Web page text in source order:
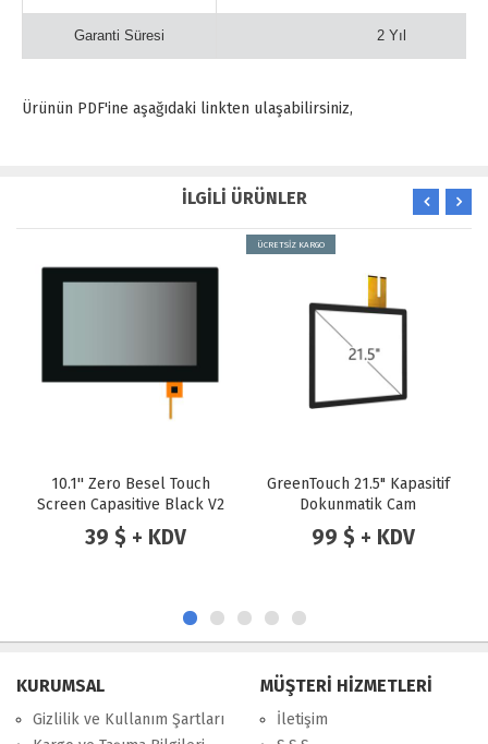
Garanti Süresi 2 Yıl
Ürünün PDF'ine aşağıdaki linkten ulaşabilirsiniz,
İLGİLİ ÜRÜNLER
10.1'' Zero Besel Touch
Screen Capasitive Black V2
39 $ + KDV
ÜCRETSİZ KARGO
GreenTouch 21.5" Kapasitif
Dokunmatik Cam
99 $ + KDV
KURUMSAL
Gizlilik ve Kullanım Şartları
MÜŞTERİ HİZMETLERİ
İletişim